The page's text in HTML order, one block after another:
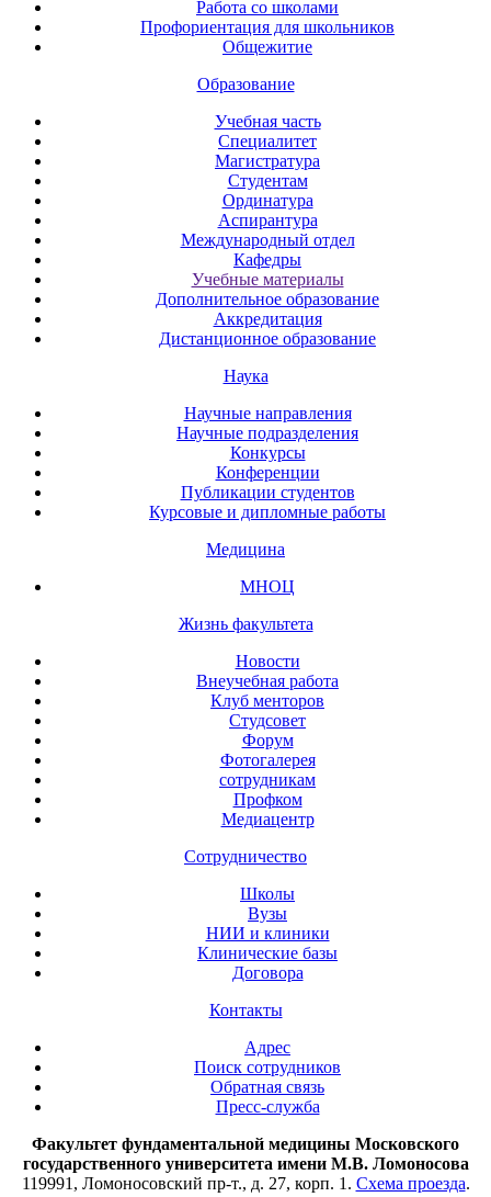
Работа со школами
Профориентация для школьников
Общежитие
Образование
Учебная часть
Специалитет
Магистратура
Студентам
Ординатура
Аспирантура
Международный отдел
Кафедры
Учебные материалы
Дополнительное образование
Аккредитация
Дистанционное образование
Наука
Научные направления
Научные подразделения
Конкурсы
Конференции
Публикации студентов
Курсовые и дипломные работы
Медицина
МНОЦ
Жизнь факультета
Новости
Внеучебная работа
Клуб менторов
Студсовет
Форум
Фотогалерея
сотрудникам
Профком
Медиацентр
Сотрудничество
Школы
Вузы
НИИ и клиники
Клинические базы
Договора
Контакты
Адрес
Поиск сотрудников
Обратная связь
Пресс-служба
Факультет фундаментальной медицины Московского
государственного университета имени М.В. Ломоносова
119991, Ломоносовский пр-т., д. 27, корп. 1. Схема проезда.